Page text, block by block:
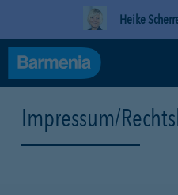
Heike
Impressum/